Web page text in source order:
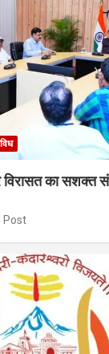
का सशक्त
Post